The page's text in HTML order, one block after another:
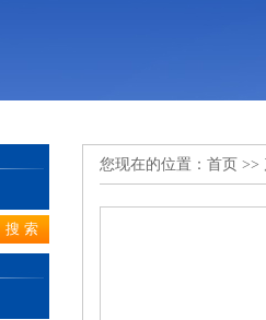
您现在的位置： 首页 >>